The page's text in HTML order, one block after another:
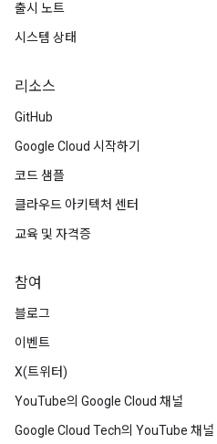
출시 노트
시스템 상태
리소스
GitHub
Google Cloud 시작하기
코드 샘플
클라우드 아키텍처 센터
교육 및 자격증
참여
블로그
이벤트
X(트위터)
YouTube의 Google Cloud 채널
Google Cloud Tech의 YouTube 채널